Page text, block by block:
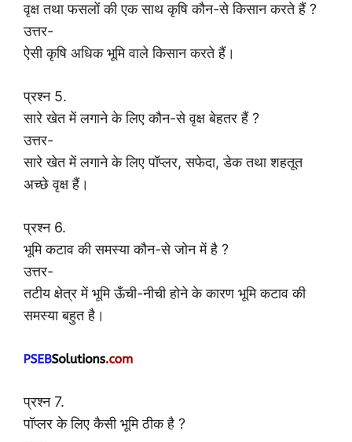
वृक्ष तथा फसलों की एक साथ कृषि कौन-से किसान करते हैं ?
उत्तर-
ऐसी कृषि अधिक भूमि वाले किसान करते हैं।
प्रश्न 5.
सारे खेत में लगाने के लिए कौन-से वृक्ष बेहतर हैं ?
उत्तर-
सारे खेत में लगाने के लिए पॉप्लर, सफेदा, डेक तथा शहतूत
अच्छे वृक्ष हैं।
प्रश्न 6.
भूमि कटाव की समस्या कौन-से जोन में है ?
उत्तर-
तटीय क्षेत्र में भूमि ऊँची-नीची होने के कारण भूमि कटाव की
समस्या बहुत है।
प्रश्न 7.
पॉप्लर के लिए कैसी भूमि ठीक है ?